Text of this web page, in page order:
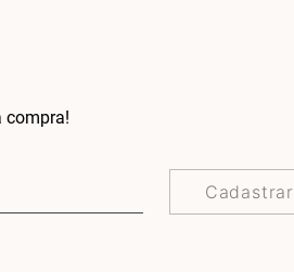
compra!
Cadastrar